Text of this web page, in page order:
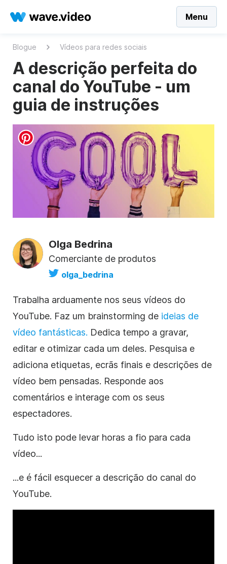
Menu
Blogue Vídeos para redes sociais
A descrição perfeita do
canal do YouTube - um
guia de instruções
Olga Bedrina
Comerciante de produtos
olga_bedrina
Trabalha arduamente nos seus vídeos do
YouTube. Faz um brainstorming de ideias de
vídeo fantásticas. Dedica tempo a gravar,
editar e otimizar cada um deles. Pesquisa e
adiciona etiquetas, ecrãs finais e descrições de
vídeo bem pensadas. Responde aos
comentários e interage com os seus
espectadores.
Tudo isto pode levar horas a fio para cada
vídeo...
...e é fácil esquecer a descrição do canal do
YouTube.